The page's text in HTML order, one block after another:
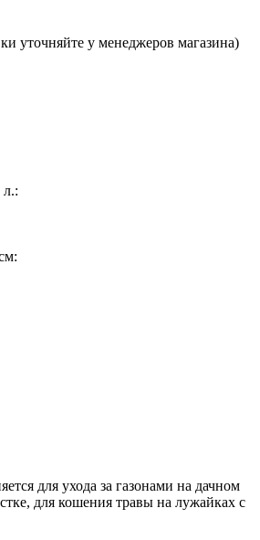
уточняйте у менеджеров магазина)
л.:
для ухода за газонами на дачном
для кошения травы на лужайках с